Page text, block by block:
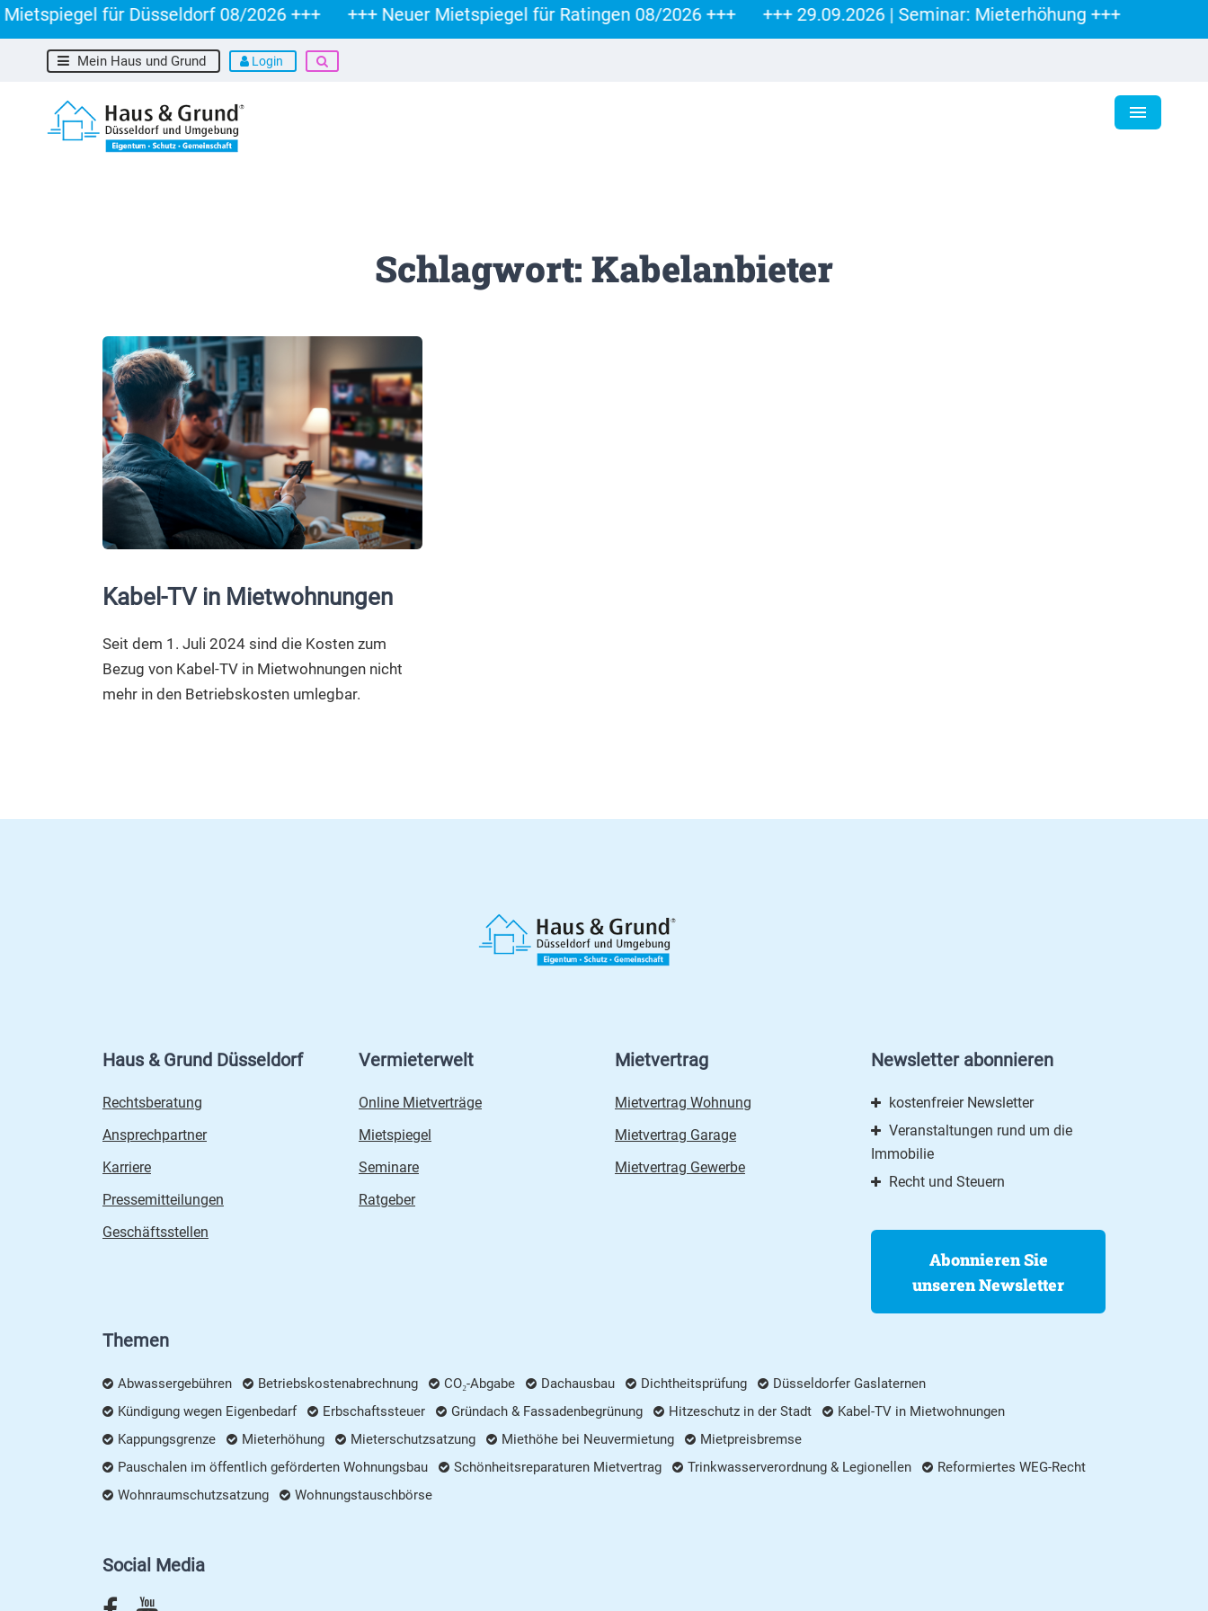
für Düsseldorf 08/2026 +++ +++ Neuer Mietspiegel für Ratingen 08/2026 +++ +++ 29.09.2026 | Seminar: Mieterhöhung +++
Mein Haus und Grund Login
Schlagwort: Kabelanbieter
Kabel-TV in Mietwohnungen
Seit dem 1. Juli 2024 sind die Kosten zum
Bezug von Kabel-TV in Mietwohnungen nicht
mehr in den Betriebskosten umlegbar.
Haus & Grund Düsseldorf
Rechtsberatung
Ansprechpartner
Karriere
Pressemitteilungen
Geschäftsstellen
Vermieterwelt
Online Mietverträge
Mietspiegel
Seminare
Ratgeber
Mietvertrag
Mietvertrag Wohnung
Mietvertrag Garage
Mietvertrag Gewerbe
Newsletter abonnieren
kostenfreier Newsletter
Veranstaltungen rund um die
Immobilie
Recht und Steuern
Abonnieren Sie
unseren Newsletter
Themen
Abwassergebühren Betriebskostenabrechnung CO₂-Abgabe Dachausbau Dichtheitsprüfung
Düsseldorfer Gaslaternen
Kündigung wegen Eigenbedarf
Erbschaftssteuer Gründach & Fassadenbegrünung Hitzeschutz in der Stadt
Kabel-TV in Mietwohnungen
Kappungsgrenze
Mieterhöhung Mieterschutzsatzung Miethöhe bei Neuvermietung
Mietpreisbremse
Pauschalen im öffentlich geförderten Wohnungsbau
Schönheitsreparaturen Mietvertrag Trinkwasserverordnung & Legionellen
Reformiertes WEG-Recht
Wohnraumschutzsatzung
Wohnungstauschbörse
Social Media